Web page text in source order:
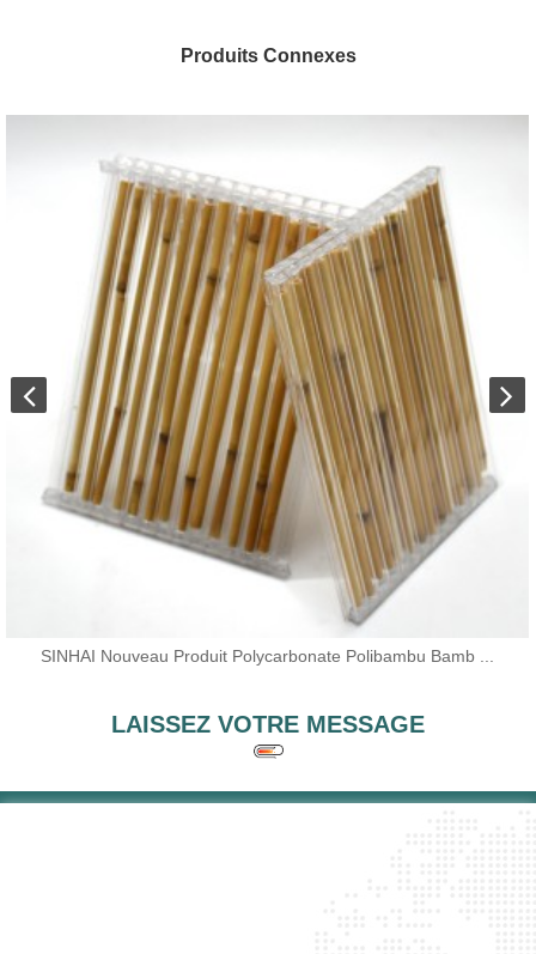
Produits Connexes
SINHAI Nouveau Produit Polycarbonate Polibambu Bamb ...
LAISSEZ VOTRE MESSAGE